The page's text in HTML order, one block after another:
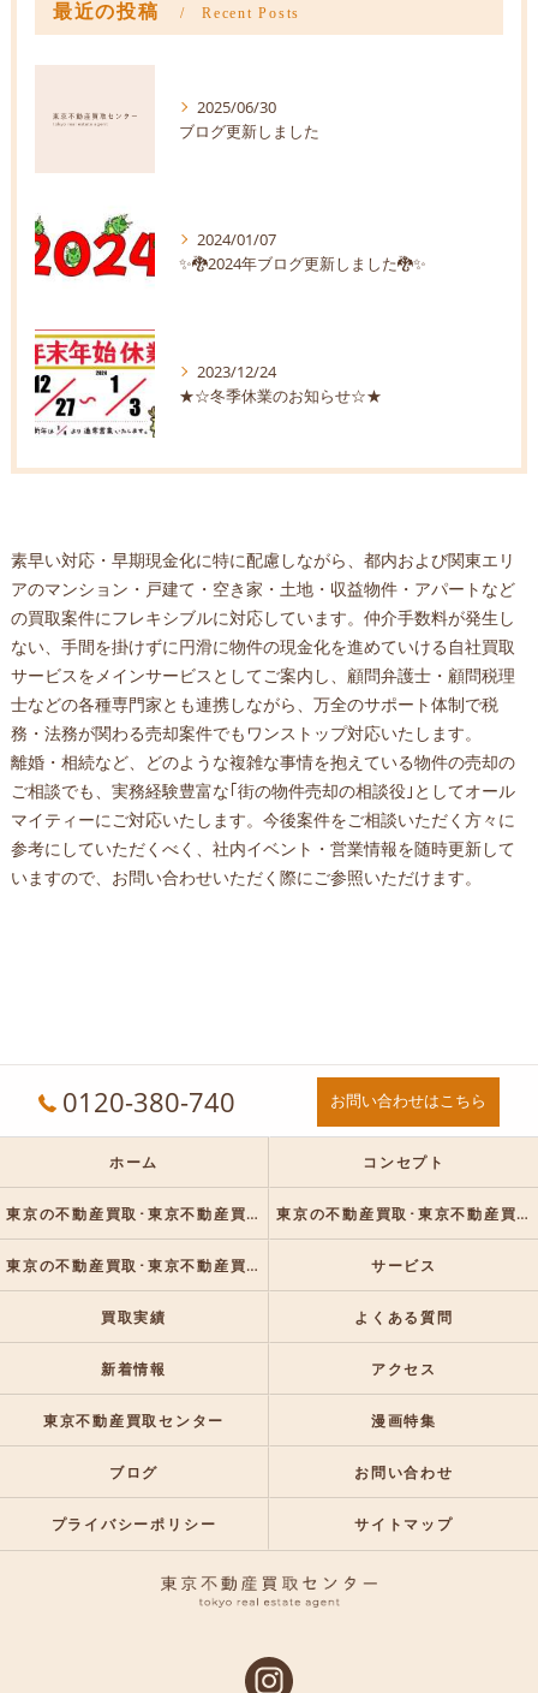
最近の投稿 Recent Posts
2025/06/30
ブログ更新しました
2024/01/07
✨🐉2024年ブログ更新しました🐉✨
2023/12/24
★☆冬季休業のお知らせ☆★
素早い対応・早期現金化に特に配慮しながら、都内および関東エリ
アのマンション・戸建て・空き家・土地・収益物件・アパートなど
の買取案件にフレキシブルに対応しています。仲介手数料が発生し
ない、手間を掛けずに円滑に物件の現金化を進めていける自社買取
サービスをメインサービスとしてご案内し、顧問弁護士・顧問税理
士などの各種専門家とも連携しながら、万全のサポート体制で税
務・法務が関わる売却案件でもワンストップ対応いたします。
離婚・相続など、どのような複雑な事情を抱えている物件の売却の
ご相談でも、実務経験豊富な｢街の物件売却の相談役｣としてオール
マイティーにご対応いたします。今後案件をご相談いただく方々に
参考にしていただくべく、社内イベント・営業情報を随時更新して
いますので、お問い合わせいただく際にご参照いただけます。
0120-380-740 お問い合わせはこちら
ホーム コンセプト
東京の不動産買取･東京不動産買取センターの口コミ情報 東京の不動産買取･東京不動産買取センターの評判
東京の不動産買取･東京不動産買取センターのお客様の声 サービス
買取実績 よくある質問
新着情報 アクセス
東京不動産買取センター 漫画特集
ブログ お問い合わせ
プライバシーポリシー サイトマップ